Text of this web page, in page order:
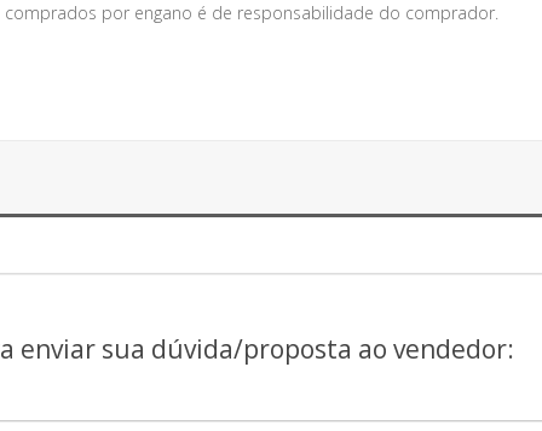
por engano é de responsabilidade do comprador.
enviar sua dúvida/proposta ao vendedor: